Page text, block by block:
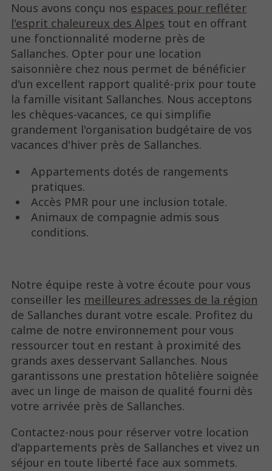
Nous avons conçu nos espaces pour refléter
l'esprit chaleureux des Alpes tout en offrant
une fonctionnalité moderne près de
Sallanches. Opter pour une location
saisonnière chez nous permet de bénéficier
d'un excellent rapport qualité-prix pour toute
la famille visitant Sallanches. Nous acceptons
les chèques-vacances, ce qui simplifie
grandement l'organisation budgétaire de vos
vacances d'hiver près de Sallanches.
Appartements dotés de rangements
pratiques.
Accès PMR pour une inclusion totale.
Animaux de compagnie admis sous
conditions.
Notre équipe reste à votre écoute pour vous
conseiller les meilleures adresses de la région
de Sallanches durant votre escale. Profitez du
calme de notre environnement pour vous
ressourcer tout en restant à proximité des
grands axes desservant Sallanches. Nous
garantissons une prestation hôtelière soignée
avec un linge de maison de qualité fourni dès
votre arrivée près de Sallanches.
Contactez-nous pour réserver votre location
d'appartements près de Sallanches et vivez un
séjour en toute liberté face aux sommets.